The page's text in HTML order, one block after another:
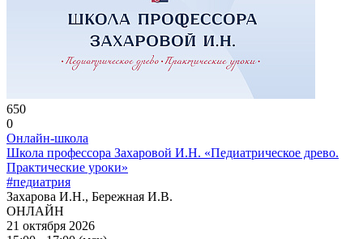
650
0
Онлайн-школа
Школа профессора Захаровой И.Н. «Педиатрическое древо.
Практические уроки»
#педиатрия
Захарова И.Н., Бережная И.В.
ОНЛАЙН
21 октября 2026